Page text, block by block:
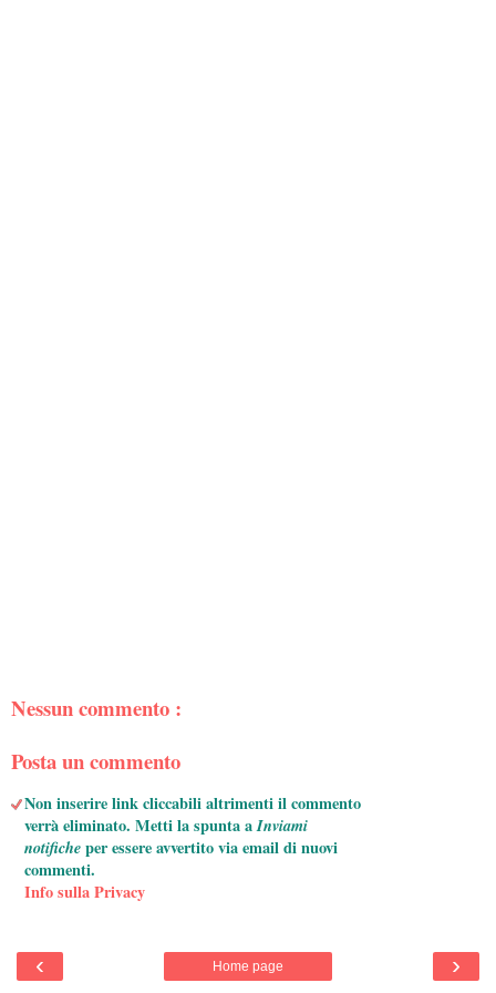
Nessun commento :
Posta un commento
Non inserire link cliccabili altrimenti il commento
verrà eliminato. Metti la spunta aInviami
notificheper essere avvertito via email di nuovi
commenti.
Info sulla Privacy
‹ ›
Home page